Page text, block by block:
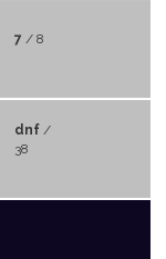
7 / 8
dnf/
38